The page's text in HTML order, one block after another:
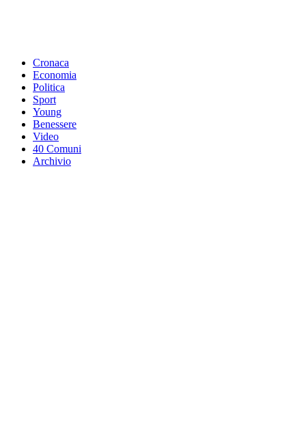
Cronaca
Economia
Politica
Sport
Young
Benessere
Video
40 Comuni
Archivio